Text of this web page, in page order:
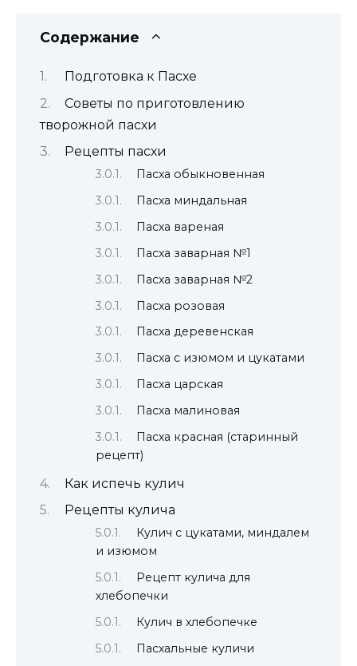
Содержание
Подготовка к Пасхе
Советы по приготовлению
творожной пасхи
Рецепты пасхи
Пасха обыкновенная
Пасха миндальная
Пасха вареная
Пасха заварная №1
Пасха заварная №2
Пасха розовая
Пасха деревенская
Пасха с изюмом и цукатами
Пасха царская
Пасха малиновая
Пасха красная (старинный
рецепт)
Как испечь кулич
Рецепты кулича
Кулич с цукатами, миндалем
и изюмом
Рецепт кулича для
хлебопечки
Кулич в хлебопечке
Пасхальные куличи